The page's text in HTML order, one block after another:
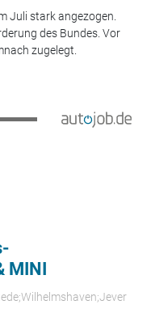
Juli stark angezogen.
des Bundes. Vor
zugelegt.
MINI